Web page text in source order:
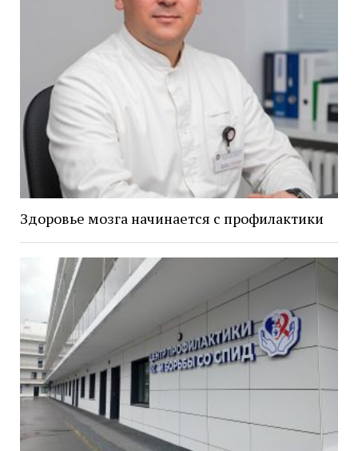
Здоровье мозга начинается с профилактики